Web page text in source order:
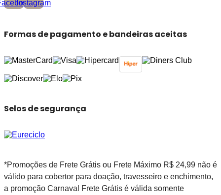
Formas de pagamento e bandeiras aceitas
Selos de segurança
*Promoções de Frete Grátis ou Frete Máximo R$ 24,99 não é
válido para cobertor para doação, travesseiro e enchimento,
a promoção Carnaval Frete Grátis é válida somente